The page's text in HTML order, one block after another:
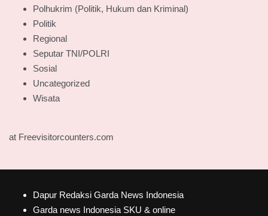
Polhukrim (Politik, Hukum dan Kriminal)
Politik
Regional
Seputar TNI/POLRI
Sosial
Uncategorized
Wisata
at Freevisitorcounters.com
Dapur Redaksi Garda News Indonesia
Garda news Indonesia SKU & online